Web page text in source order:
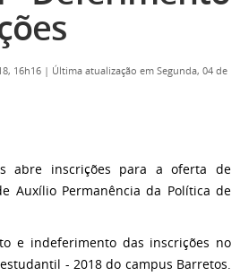
16h16 | Última atualização em Segunda, 04 de
abre inscrições para a oferta de
Auxílio Permanência da Política de
e indeferimento das inscrições no
- 2018 do campus Barretos.